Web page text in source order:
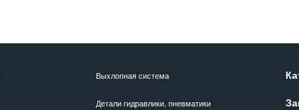
Выхлопная система
Детали гидравлики, пневматики